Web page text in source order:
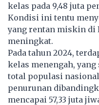
kelas pada 9,48 juta
Kondisi ini tentu
yang rentan miskin di
meningkat.
Pada tahun 2024,
kelas menengah, yang
total populasi
penurunan
mencapai 57,33 juta